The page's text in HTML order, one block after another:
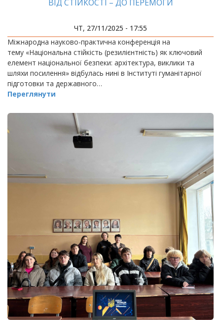
ВІД СТІЙКОСТІ – ДО ПЕРЕМОГИ
ЧТ, 27/11/2025 - 17:55
Міжнародна науково-практична конференція на
тему «Національна стійкість (резилієнтність) як ключовий
елемент національної безпеки: архітектура, виклики та
шляхи посилення» відбулась нині в Інституті гуманітарної
підготовки та державного…
Переглянути